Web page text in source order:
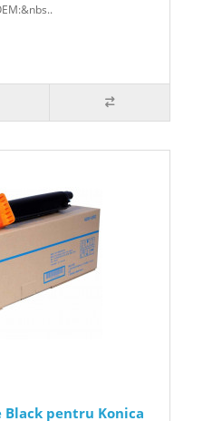
Black pentru Konica